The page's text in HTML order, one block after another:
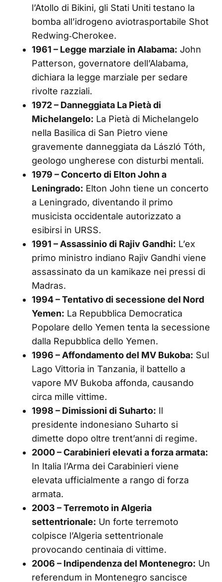
l’Atollo di Bikini, gli Stati Uniti testano la
bomba all’idrogeno aviotrasportabile Shot
Redwing‑Cherokee.
1961 – Legge marziale in Alabama: John
Patterson, governatore dell’Alabama,
dichiara la legge marziale per sedare
rivolte razziali.
1972 – Danneggiata La Pietà di
Michelangelo: La Pietà di Michelangelo
nella Basilica di San Pietro viene
gravemente danneggiata da László Tóth,
geologo ungherese con disturbi mentali.
1979 – Concerto di Elton John a
Leningrado: Elton John tiene un concerto
a Leningrado, diventando il primo
musicista occidentale autorizzato a
esibirsi in URSS.
1991 – Assassinio di Rajiv Gandhi: L’ex
primo ministro indiano Rajiv Gandhi viene
assassinato da un kamikaze nei pressi di
Madras.
1994 – Tentativo di secessione del Nord
Yemen: La Repubblica Democratica
Popolare dello Yemen tenta la secessione
dalla Repubblica dello Yemen.
1996 – Affondamento del MV Bukoba: Sul
Lago Vittoria in Tanzania, il battello a
vapore MV Bukoba affonda, causando
circa mille vittime.
1998 – Dimissioni di Suharto: Il
presidente indonesiano Suharto si
dimette dopo oltre trent’anni di regime.
2000 – Carabinieri elevati a forza armata:
In Italia l’Arma dei Carabinieri viene
elevata ufficialmente a rango di forza
armata.
2003 – Terremoto in Algeria
settentrionale: Un forte terremoto
colpisce l’Algeria settentrionale
provocando centinaia di vittime.
2006 – Indipendenza del Montenegro: Un
referendum in Montenegro sancisce